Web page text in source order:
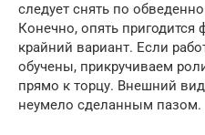
следует снять по
Конечно, опять пригодится
крайний вариант. Если
обучены, прикручиваем
прямо к торцу. Внешний
неумело сделанным пазом.